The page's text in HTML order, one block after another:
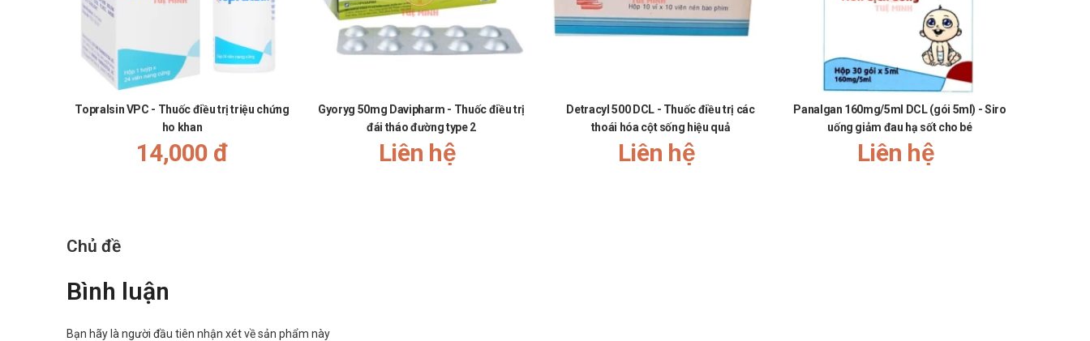
Đóng gói: Thùng = 36 hộp*20 gói*10g
Hạn dùng: 36 tháng
Nguồn tham khảo: https://drugbank.vn/
“Cám ơn bạn đã ủng hộ, đồng hành và tin tưởng sử dụng sản phẩm tại
. Sự tin tưởng, yêu mến của Quý khách hàng là niềm tự hào và thành công lớn nhất của chúng tôi
trong quá trình phát triển. Chúc bạn ngày mới vui vẻ!”
Topralsin VPC - Thuốc điều trị triệu chứng
ho khan
14,000 đ
Gyoryg 50mg Davipharm - Thuốc điều trị
đái tháo đường type 2
Liên hệ
Detracyl 500 DCL - Thuốc điều trị các
thoái hóa cột sống hiệu quả
Liên hệ
Panalgan 160mg/5ml DCL (gói 5ml) - Siro
uống giảm đau hạ sốt cho bé
Liên hệ
Chủ đề
Bình luận
Bạn hãy là người đầu tiên nhận xét về sản phẩm này